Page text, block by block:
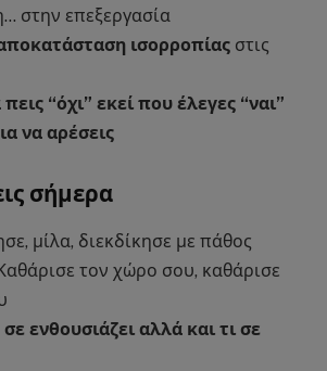
στην επεξεργασία
ισορροπίας στις
πεις “όχι” εκεί που έλεγες “ναι”
να αρέσεις
σήμερα
μίλα, διεκδίκησε με πάθος
τον χώρο σου, καθάρισε
σε ενθουσιάζει αλλά και τι σε